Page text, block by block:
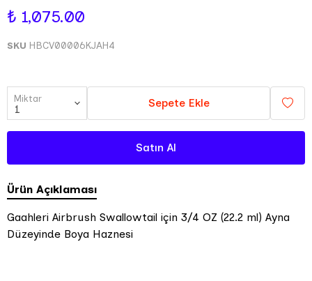
₺ 1,075.00
SKU HBCV00006KJAH4
Miktar Sepete Ekle
Satın Al
Ürün Açıklaması
Gaahleri Airbrush Swallowtail için 3/4 OZ (22.2 ml) Ayna
Düzeyinde Boya Haznesi